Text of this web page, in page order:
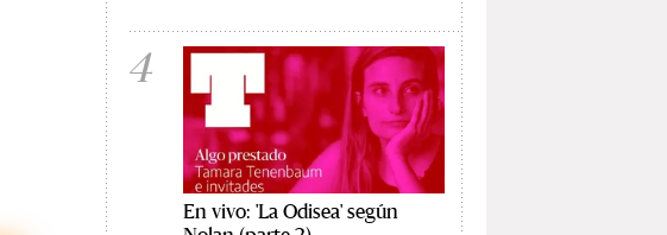
4
En vivo: 'La Odisea' según